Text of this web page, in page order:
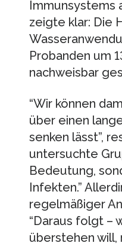
Immunsystems
zeigte klar: Die
Probanden um
nachweisbar
“Wir können
über einen
senken lässt”,
untersuchte
Bedeutung,
Infekten.”
regelmäßiger
“Daraus folgt –
überstehen will,